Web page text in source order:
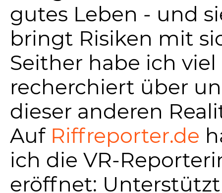
gutes Leben - und
bringt Risiken mit
Seither habe ich viel
recherchiert über
dieser anderen
Auf Riffreporter.de
ich die VR-
eröffnet: Unterstützt